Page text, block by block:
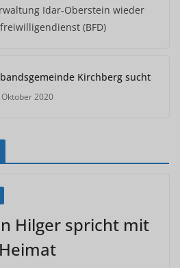
Idar-Oberstein wieder
(BFD)
Kirchberg sucht
Oktober 2020
Hilger spricht mit